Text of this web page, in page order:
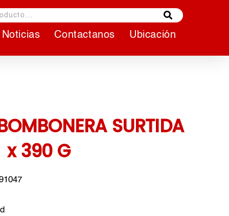
Noticias Contactanos Ubicación
SURTIDA
x 390 G